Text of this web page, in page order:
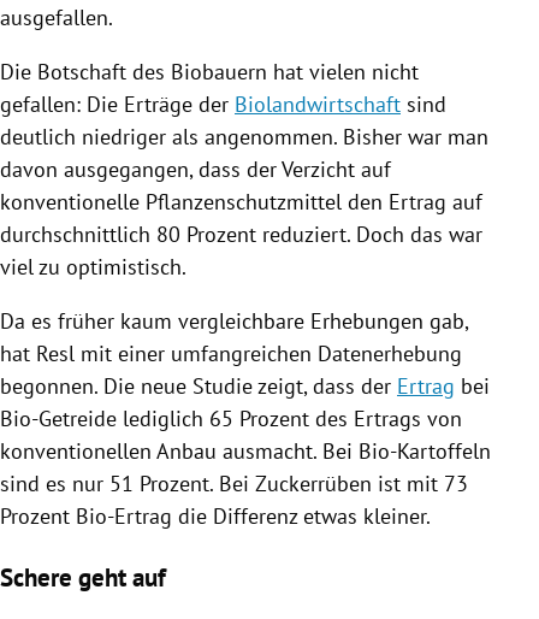
ausgefallen.
Die Botschaft des Biobauern hat vielen nicht
gefallen: Die Erträge der Biolandwirtschaft sind
deutlich niedriger als angenommen. Bisher war man
davon ausgegangen, dass der Verzicht auf
konventionelle Pflanzenschutzmittel den Ertrag auf
durchschnittlich 80 Prozent reduziert. Doch das war
viel zu optimistisch.
Da es früher kaum vergleichbare Erhebungen gab,
hat Resl mit einer umfangreichen Datenerhebung
begonnen. Die neue Studie zeigt, dass der Ertrag bei
Bio-Getreide lediglich 65 Prozent des Ertrags von
konventionellen Anbau ausmacht. Bei Bio-Kartoffeln
sind es nur 51 Prozent. Bei Zuckerrüben ist mit 73
Prozent Bio-Ertrag die Differenz etwas kleiner.
Schere geht auf